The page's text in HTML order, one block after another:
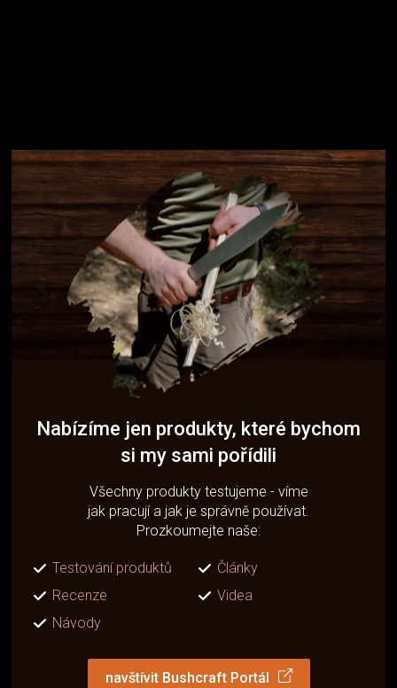
Nabízíme jen produkty, které bychom
si my sami pořídili
Všechny produkty testujeme - víme
jak pracují a jak je správně používat.
Prozkoumejte naše:
Testování produktů
Články
Recenze
Videa
Návody
navštívit Bushcraft Portál